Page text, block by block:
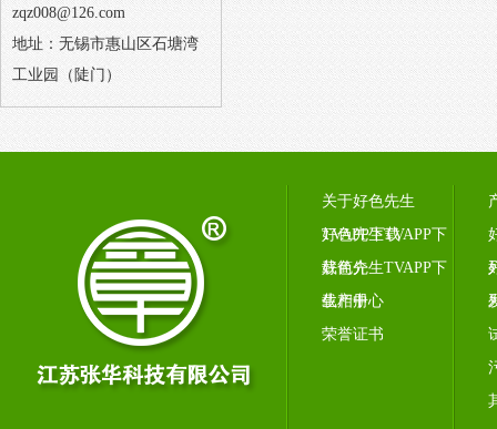
zqz008@126.com
地址：无锡市惠山区石塘湾
工业园（陡门）
关于好色先生
TVAPP下载
好色先生TVAPP下
载简介
好色先生TVAPP下
载相册
生产中心
荣誉证书